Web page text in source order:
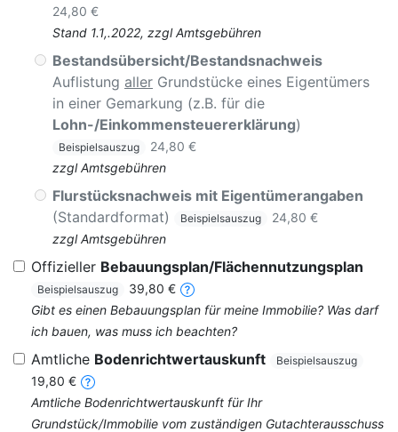
24,80 €
Stand 1.1,.2022, zzgl Amtsgebühren
Bestandsübersicht/Bestandsnachweis
Auflistung aller Grundstücke eines Eigentümers
in einer Gemarkung (z.B. für die
Lohn-/Einkommensteuererklärung)
Beispielsauszug
24,80 €
zzgl Amtsgebühren
Flurstücksnachweis mit Eigentümerangaben
(Standardformat)
Beispielsauszug
24,80 €
zzgl Amtsgebühren
Offizieller Bebauungsplan/Flächennutzungsplan
Beispielsauszug
39,80 €
Gibt es einen Bebauungsplan für meine Immobilie? Was darf
ich bauen, was muss ich beachten?
Amtliche Bodenrichtwertauskunft Beispielsauszug
19,80 €
Amtliche Bodenrichtwertauskunft für Ihr
Grundstück/Immobilie vom zuständigen Gutachterausschuss